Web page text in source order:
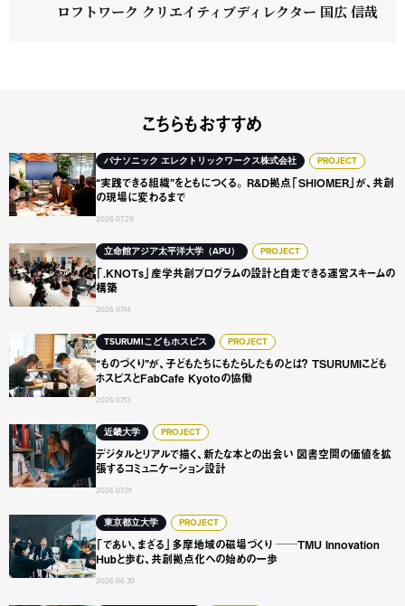
ロフトワーク クリエイティブディレクター 国広 信哉
こちらもおすすめ
パナソニック エレクトリックワークス株式会社 PROJECT
“実践できる組織”をともにつくる。 R&D拠点「SHIOMER」が、共創
の現場に変わるまで
2026.07.29
“実践できる組織”をともにつくる。 R&D拠点「SHIOMER
立命館アジア太平洋大学（APU） PROJECT
「.KNOTs」産学共創プログラムの設計と自走できる運営スキームの
構築
2026.07.14
「.KNOTs」産学共創プログラムの設計と自走できる運営ス
TSURUMIこどもホスピス PROJECT
“ものづくり”が、子どもたちにもたらしたものとは？ TSURUMIこども
ホスピスとFabCafe Kyotoの協働
2026.07.13
“ものづくり”が、子どもたちにもたらしたものとは？
近畿大学 PROJECT
デジタルとリアルで描く、新たな本との出会い 図書空間の価値を拡
張するコミュニケーション設計
2026.07.01
デジタルとリアルで描く、新たな本との出会い 図書空間の
東京都立大学 PROJECT
「であい、まざる」多摩地域の磁場づくり ──TMU Innovation
Hubと歩む、共創拠点化への始めの一歩
2026.06.30
「であい、まざる」多摩地域の磁場づくり ──TMU